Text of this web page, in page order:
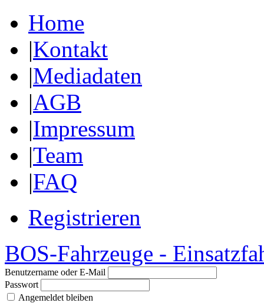
Home
|Kontakt
|Mediadaten
|AGB
|Impressum
|Team
|FAQ
Registrieren
BOS-Fahrzeuge -
Benutzername oder E-Mail
Passwort
Angemeldet bleiben